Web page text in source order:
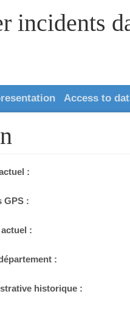
incidents
Access to
:
GPS :
:
:
historique :